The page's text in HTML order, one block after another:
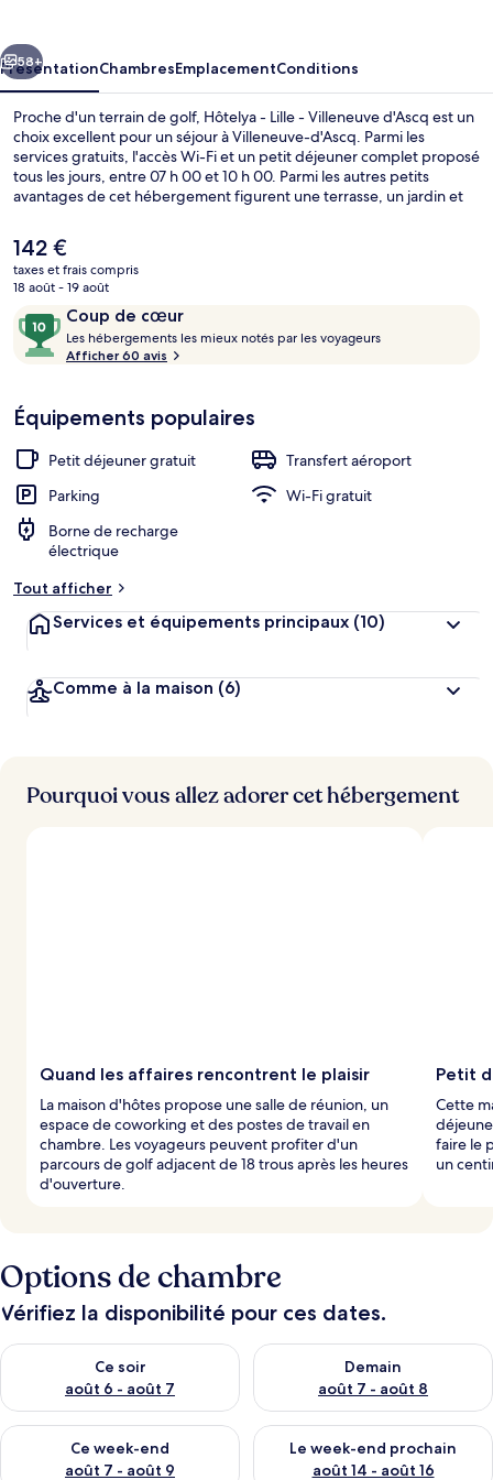
Villeneuve
d'Ascq
Suivant
58+
PrésentationChambresEmplacementConditions
Proche d'un terrain de golf, Hôtelya - Lille - Villeneuve d'Ascq est un
choix excellent pour un séjour à Villeneuve-d'Ascq. Parmi les
services gratuits, l'accès Wi-Fi et un petit déjeuner complet proposé
tous les jours, entre 07 h 00 et 10 h 00. Parmi les autres petits
avantages de cet hébergement figurent une terrasse, un jardin et
Le
prix
actuel
de
142 €.
142 €
taxes et frais compris
18 août - 19 août
Avis
voyageurs
Coup de cœur
10
sur
10,
cœur
Les hébergements les mieux notés par les voyageurs
b
e
t
l
e
u
s
o
Afficher 60 avis
Équipements populaires
Petit déjeuner gratuit
Transfert aéroport
Parking
Wi-Fi gratuit
Borne de recharge
électrique
Tout afficher
Services et équipements principaux (10)
Comme à la maison (6)
Pourquoi vous allez adorer cet hébergement
Quand les affaires rencontrent le plaisir
La maison d'hôtes propose une salle de réunion, un
espace de coworking et des postes de travail en
chambre. Les voyageurs peuvent profiter d'un
parcours de golf adjacent de 18 trous après les heures
d'ouverture.
Petit
Cette
faire le
un
Options de chambre
Vérifiez la disponibilité pour ces dates.
Ce soir
août 6 - août 7
Vérifier la disponibilité pour ce soir août 6 - août 7
Demain
août 7 - août 8
Vérifier la disponibilité pour
Ce week-end
août 7 - août 9
Vérifier la disponibilité pour ce week-end août 7 - août 9
Le week-end prochain
août 14 - août 16
Vérifier la disponibilité pour